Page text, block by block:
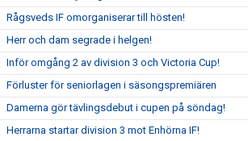
Rågsveds IF omorganiserar till hösten!
Herr och dam segrade i helgen!
Inför omgång 2 av division 3 och Victoria Cup!
Förluster för seniorlagen i säsongspremiären
Damerna gör tävlingsdebut i cupen på söndag!
Herrarna startar division 3 mot Enhörna IF!